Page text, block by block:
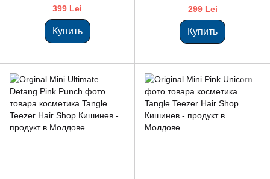
399 Lei
Купить
299 Lei
Купить